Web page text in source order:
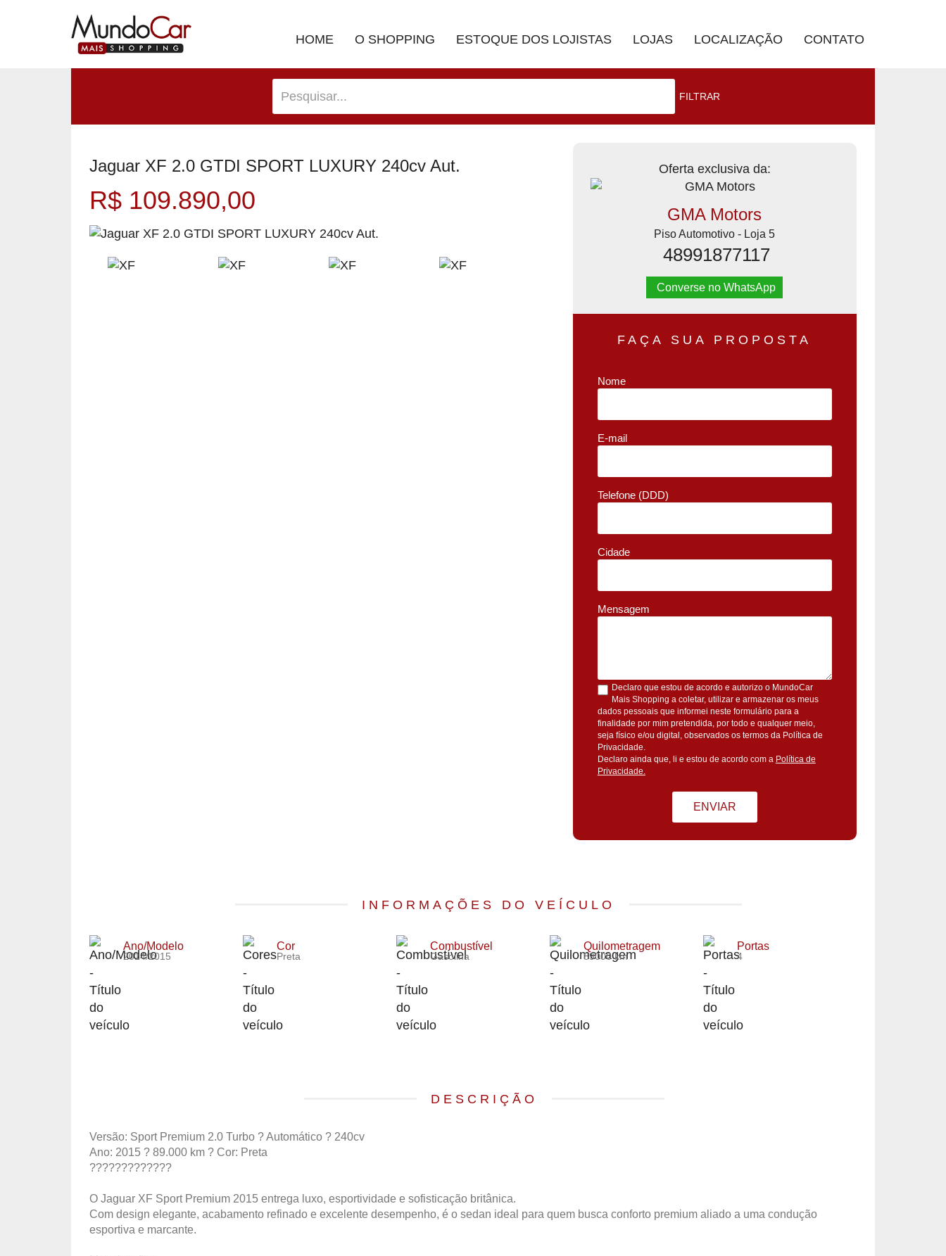
HOME O SHOPPING ESTOQUE DOS LOJISTAS LOJAS LOCALIZAÇÃO CONTATO
FILTRAR
Jaguar XF 2.0 GTDI SPORT LUXURY 240cv Aut.
R$ 109.890,00
Oferta exclusiva da:
GMA Motors
Piso Automotivo - Loja 5
48991877117
Converse no WhatsApp
FAÇA SUA PROPOSTA
Nome
E-mail
Telefone (DDD)
Cidade
Mensagem
Declaro que estou de acordo e autorizo o MundoCar
Mais Shopping a coletar, utilizar e armazenar os meus
dados pessoais que informei neste formulário para a
finalidade por mim pretendida, por todo e qualquer meio,
seja físico e/ou digital, observados os termos da Política de
Privacidade.
Declaro ainda que, li e estou de acordo com a Política de
Privacidade.
ENVIAR
INFORMAÇÕES DO VEÍCULO
Ano/Modelo
2014/2015
Cor
Preta
Combustível
Gasolina
Quilometragem
89000 km
Portas
4
DESCRIÇÃO
Versão: Sport Premium 2.0 Turbo ? Automático ? 240cv
Ano: 2015 ? 89.000 km ? Cor: Preta
?????????????
O Jaguar XF Sport Premium 2015 entrega luxo, esportividade e sofisticação britânica.
Com design elegante, acabamento refinado e excelente desempenho, é o sedan ideal para quem busca conforto premium aliado a uma condução
esportiva e marcante.